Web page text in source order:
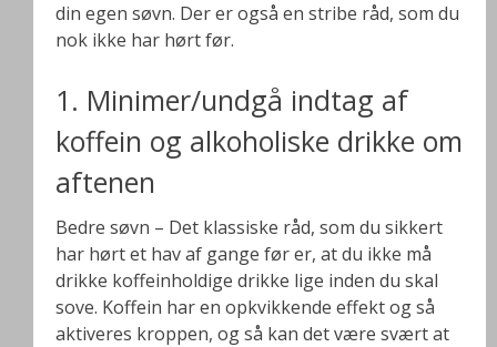
din egen søvn. Der er også en stribe råd, som du
nok ikke har hørt før.
1. Minimer/undgå indtag af
koffein og alkoholiske drikke om
aftenen
Bedre søvn – Det klassiske råd, som du sikkert
har hørt et hav af gange før er, at du ikke må
drikke koffeinholdige drikke lige inden du skal
sove. Koffein har en opkvikkende effekt og så
aktiveres kroppen, og så kan det være svært at